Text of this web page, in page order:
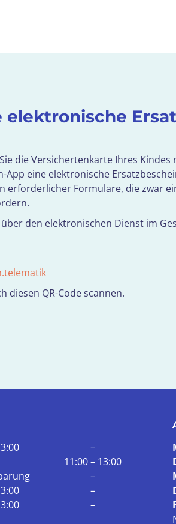
elektronische
die Versichertenkarte Ihres
App eine elektronische
erforderlicher Formulare, die zwar
den elektronischen Dienst im
diesen QR-Code scannen.
–
11:00 – 13:00
–
–
–